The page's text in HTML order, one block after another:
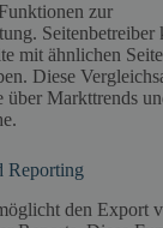
zur
Seitenbetreiber
mit ähnlichen
Diese
Markttrends
Reporting
den Export